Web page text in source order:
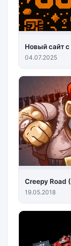
Новый сайт с
04.07.2025
Creepy Road
19.05.2018